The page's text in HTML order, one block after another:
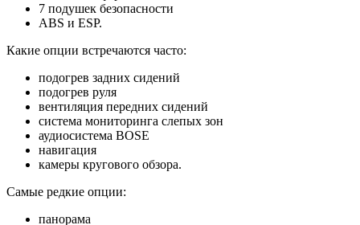
7 подушек безопасности
ABS и ESP.
Какие опции встречаются часто:
подогрев задних сидений
подогрев руля
вентиляция передних сидений
система мониторинга слепых зон
аудиосистема BOSE
навигация
камеры кругового обзора.
Самые редкие опции:
панорама